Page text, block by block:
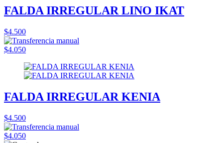
FALDA IRREGULAR LINO IKAT
$4.500
$4.050
FALDA IRREGULAR KENIA
$4.500
$4.050